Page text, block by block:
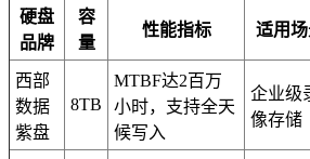
硬盘
品牌
容
量
性能指标 适用
西部
数据
紫盘
8TB
MTBF达2百万
小时，支持全天
候写入
企业级
像存储